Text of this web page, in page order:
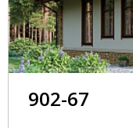
902-67